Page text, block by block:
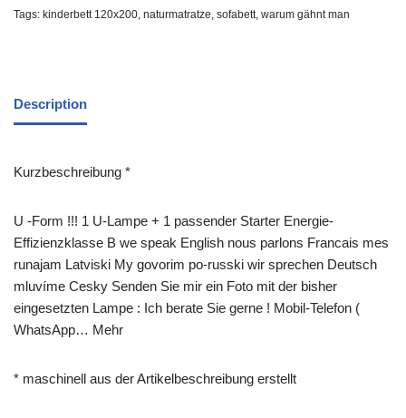
Tags: kinderbett 120x200 naturmatratze sofabett warum gähnt man
Description
Kurzbeschreibung *
U -Form !!! 1 U-Lampe + 1 passender Starter Energie-
Effizienzklasse B we speak English nous parlons Francais mes
runajam Latviski My govorim po-russki wir sprechen Deutsch
mluvíme Cesky Senden Sie mir ein Foto mit der bisher
eingesetzten Lampe : Ich berate Sie gerne ! Mobil-Telefon (
WhatsApp… Mehr
* maschinell aus der Artikelbeschreibung erstellt